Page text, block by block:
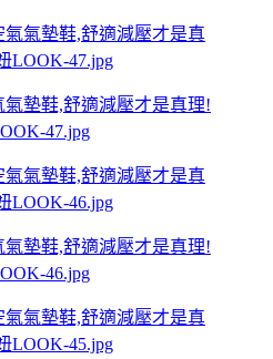
氣墊鞋,舒適減壓才是真理!
47.jpg
氣墊鞋,舒適減壓才是真理!
46.jpg